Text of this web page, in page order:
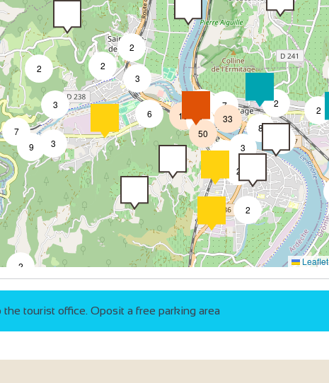
2
4
2
2
2
2
2
2
8
7
2
3
3
9
2
3
6
4
18
7
2
3
50
33
Leaflet
the tourist office. Oposit a free parking area